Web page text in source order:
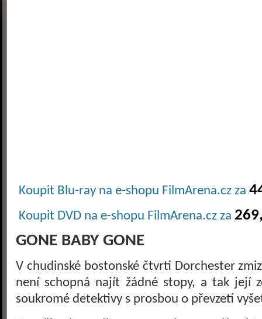
Koupit Blu-ray na e-shopu FilmArena.cz za
Koupit DVD na e-shopu FilmArena.cz za
GONE BABY GONE
V chudinské bostonské čtvrti Dorchester
není schopná najít žádné stopy, a tak její
soukromé detektivy s prosbou o převzetí